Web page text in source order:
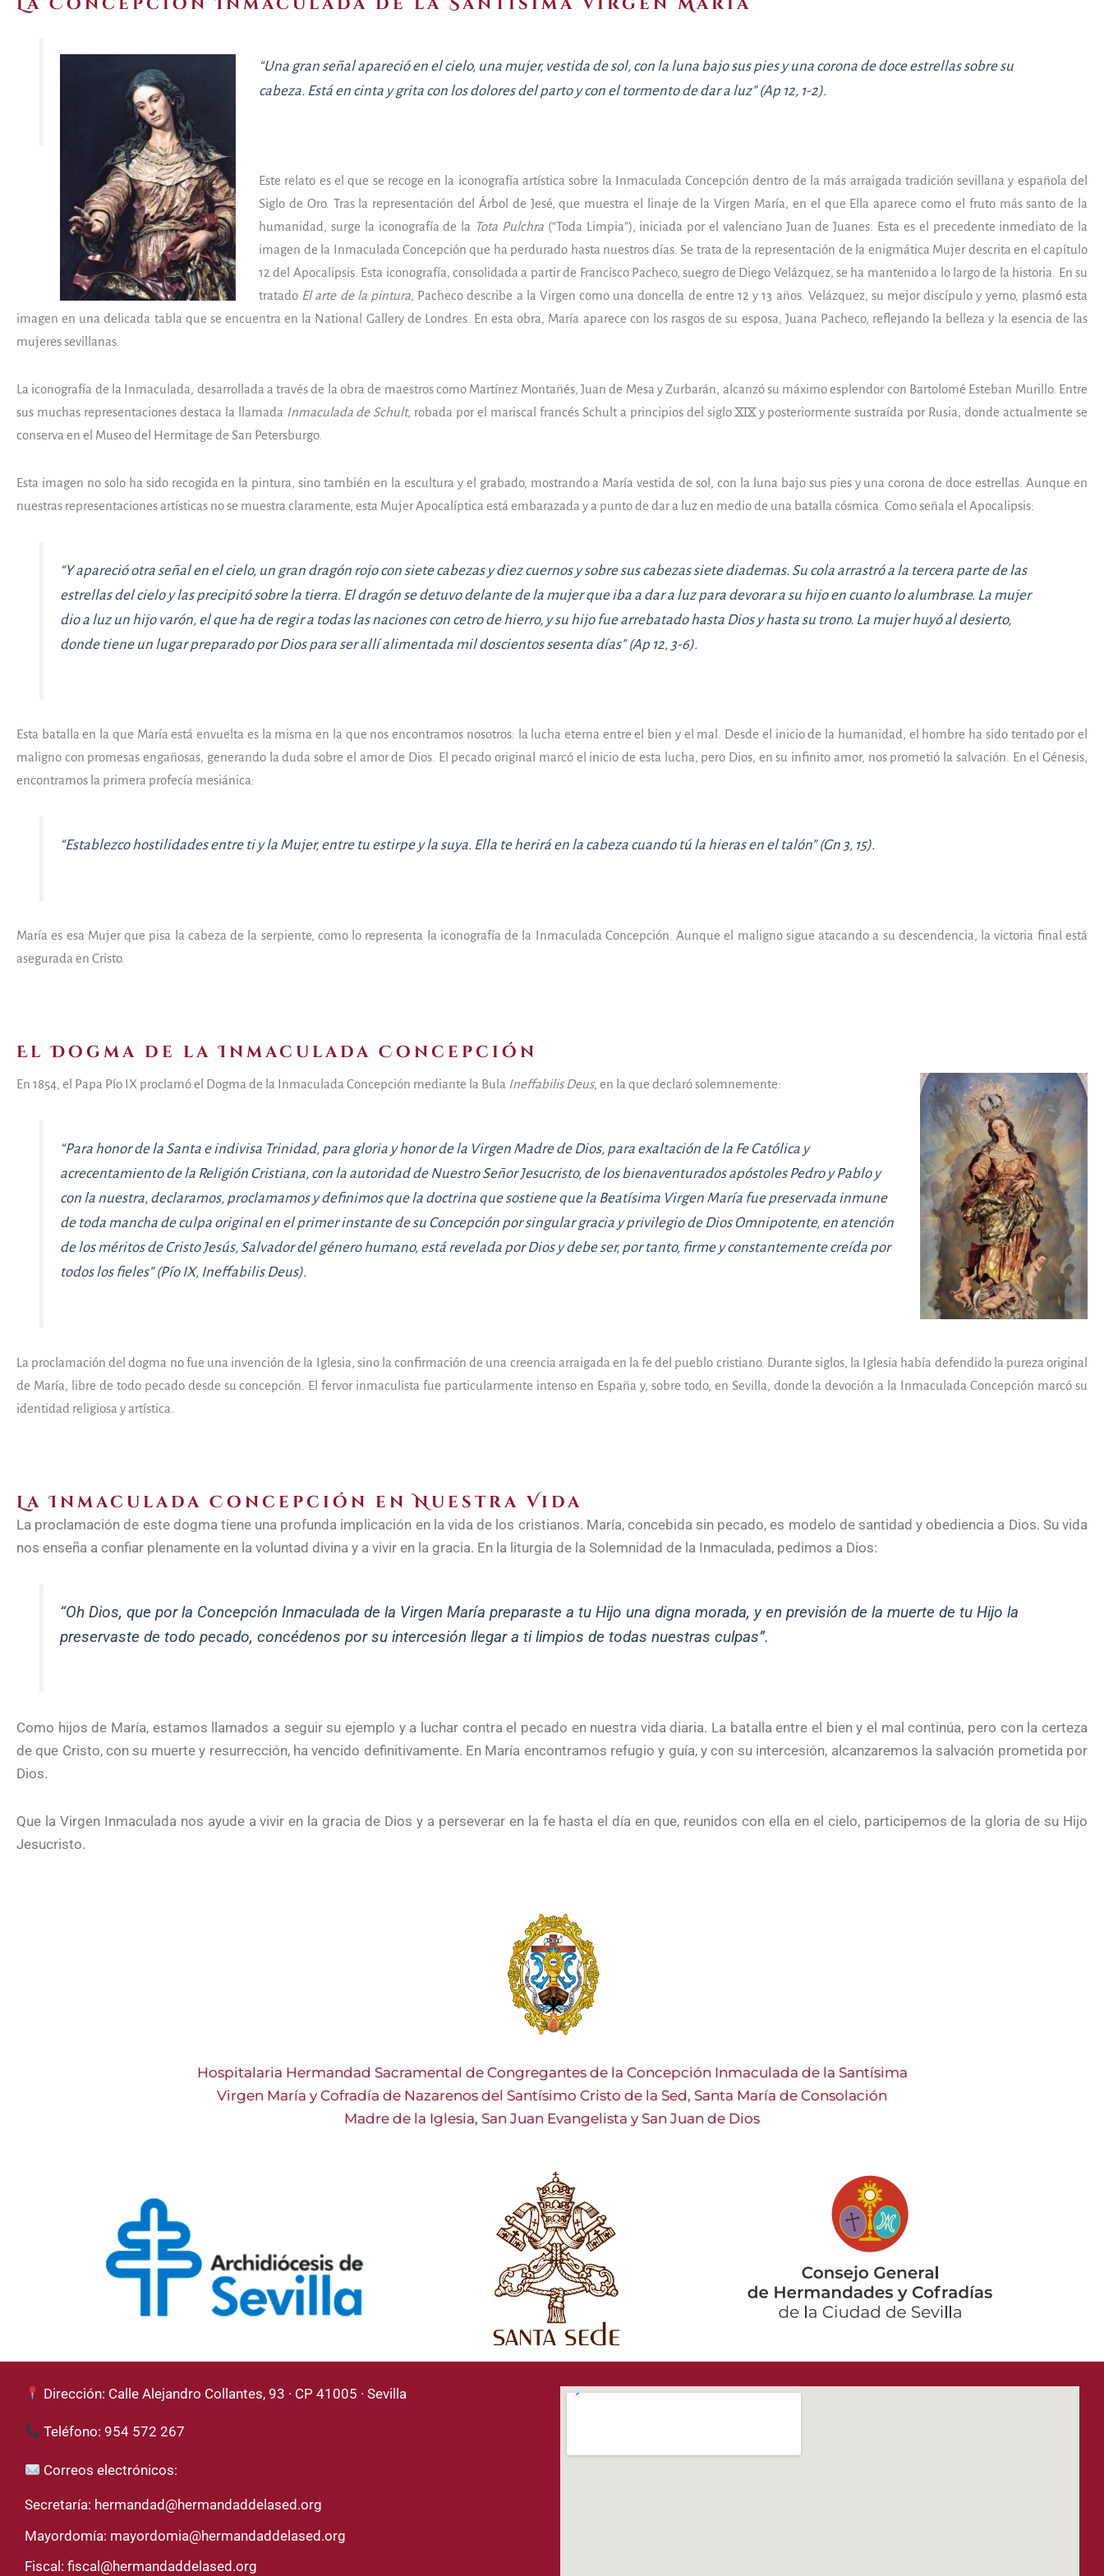
“Una gran señal apareció en el cielo, una mujer, vestida de sol, con la luna bajo sus pies y una corona de doce estrellas sobre su
cabeza. Está en cinta y grita con los dolores del parto y con el tormento de dar a luz” (Ap 12, 1-2).
Este relato es el que se recoge en la iconografía artística sobre la Inmaculada Concepción dentro de la más arraigada tradición sevillana y española del
Siglo de Oro. Tras la representación del Árbol de Jesé, que muestra el linaje de la Virgen María, en el que Ella aparece como el fruto más santo de la
humanidad, surge la iconografía de la Tota Pulchra(“Toda Limpia”), iniciada por el valenciano Juan de Juanes. Esta es el precedente inmediato de la
imagen de la Inmaculada Concepción que ha perdurado hasta nuestros días. Se trata de la representación de la enigmática Mujer descrita en el capítulo
12 del Apocalipsis. Esta iconografía, consolidada a partir de Francisco Pacheco, suegro de Diego Velázquez, se ha mantenido a lo largo de la historia. En su
tratado El arte de la pintura, Pacheco describe a la Virgen como una doncella de entre 12 y 13 años. Velázquez, su mejor discípulo y yerno, plasmó esta
imagen en una delicada tabla que se encuentra en la National Gallery de Londres. En esta obra, María aparece con los rasgos de su esposa, Juana Pacheco, reflejando la belleza y la esencia de las
mujeres sevillanas.
La iconografía de la Inmaculada, desarrollada a través de la obra de maestros como Martínez Montañés, Juan de Mesa y Zurbarán, alcanzó su máximo esplendor con Bartolomé Esteban Murillo. Entre
sus muchas representaciones destaca la llamada Inmaculada de Schult, robada por el mariscal francés Schult a principios del siglo XIX y posteriormente sustraída por Rusia, donde actualmente se
conserva en el Museo del Hermitage de San Petersburgo.
Esta imagen no solo ha sido recogida en la pintura, sino también en la escultura y el grabado, mostrando a María vestida de sol, con la luna bajo sus pies y una corona de doce estrellas. Aunque en
nuestras representaciones artísticas no se muestra claramente, esta Mujer Apocalíptica está embarazada y a punto de dar a luz en medio de una batalla cósmica. Como señala el Apocalipsis:
“Y apareció otra señal en el cielo, un gran dragón rojo con siete cabezas y diez cuernos y sobre sus cabezas siete diademas. Su cola arrastró a la tercera parte de las
estrellas del cielo y las precipitó sobre la tierra. El dragón se detuvo delante de la mujer que iba a dar a luz para devorar a su hijo en cuanto lo alumbrase. La mujer
dio a luz un hijo varón, el que ha de regir a todas las naciones con cetro de hierro, y su hijo fue arrebatado hasta Dios y hasta su trono. La mujer huyó al desierto,
donde tiene un lugar preparado por Dios para ser allí alimentada mil doscientos sesenta días” (Ap 12, 3-6).
Esta batalla en la que María está envuelta es la misma en la que nos encontramos nosotros: la lucha eterna entre el bien y el mal. Desde el inicio de la humanidad, el hombre ha sido tentado por el
maligno con promesas engañosas, generando la duda sobre el amor de Dios. El pecado original marcó el inicio de esta lucha, pero Dios, en su infinito amor, nos prometió la salvación. En el Génesis,
encontramos la primera profecía mesiánica:
“Establezco hostilidades entre ti y la Mujer, entre tu estirpe y la suya. Ella te herirá en la cabeza cuando tú la hieras en el talón” (Gn 3, 15).
María es esa Mujer que pisa la cabeza de la serpiente, como lo representa la iconografía de la Inmaculada Concepción. Aunque el maligno sigue atacando a su descendencia, la victoria final está
asegurada en Cristo.
El Dogma de la Inmaculada Concepción
En 1854, el Papa Pío IX proclamó el Dogma de la Inmaculada Concepción mediante la Bula Ineffabilis Deus, en la que declaró solemnemente:
“Para honor de la Santa e indivisa Trinidad, para gloria y honor de la Virgen Madre de Dios, para exaltación de la Fe Católica y
acrecentamiento de la Religión Cristiana, con la autoridad de Nuestro Señor Jesucristo, de los bienaventurados apóstoles Pedro y Pablo y
con la nuestra, declaramos, proclamamos y definimos que la doctrina que sostiene que la Beatísima Virgen María fue preservada inmune
de toda mancha de culpa original en el primer instante de su Concepción por singular gracia y privilegio de Dios Omnipotente, en atención
de los méritos de Cristo Jesús, Salvador del género humano, está revelada por Dios y debe ser, por tanto, firme y constantemente creída por
todos los fieles” (Pío IX, Ineffabilis Deus).
La proclamación del dogma no fue una invención de la Iglesia, sino la confirmación de una creencia arraigada en la fe del pueblo cristiano. Durante siglos, la Iglesia había defendido la pureza original
de María, libre de todo pecado desde su concepción. El fervor inmaculista fue particularmente intenso en España y, sobre todo, en Sevilla, donde la devoción a la Inmaculada Concepción marcó su
identidad religiosa y artística.
La Inmaculada Concepción en Nuestra Vida
La proclamación de este dogma tiene una profunda implicación en la vida de los cristianos. María, concebida sin pecado, es modelo de santidad y obediencia a Dios. Su vida
nos enseña a confiar plenamente en la voluntad divina y a vivir en la gracia. En la liturgia de la Solemnidad de la Inmaculada, pedimos a Dios:
“Oh Dios, que por la Concepción Inmaculada de la Virgen María preparaste a tu Hijo una digna morada, y en previsión de la muerte de tu Hijo la
preservaste de todo pecado, concédenos por su intercesión llegar a ti limpios de todas nuestras culpas”.
Como hijos de María, estamos llamados a seguir su ejemplo y a luchar contra el pecado en nuestra vida diaria. La batalla entre el bien y el mal continúa, pero con la certeza
de que Cristo, con su muerte y resurrección, ha vencido definitivamente. En María encontramos refugio y guía, y con su intercesión, alcanzaremos la salvación prometida por
Dios.
Que la Virgen Inmaculada nos ayude a vivir en la gracia de Dios y a perseverar en la fe hasta el día en que, reunidos con ella en el cielo, participemos de la gloria de su Hijo
Jesucristo.
Hospitalaria Hermandad Sacramental de Congregantes de la Concepción Inmaculada de la Santísima
Virgen María y Cofradía de Nazarenos del Santísimo Cristo de la Sed, Santa María de Consolación
Madre de la Iglesia, San Juan Evangelista y San Juan de Dios
Dirección: Calle Alejandro Collantes, 93 · CP 41005 · Sevilla
Teléfono: 954 572 267
Correos electrónicos:
Secretaría: hermandad@hermandaddelased.org
Mayordomía: mayordomia@hermandaddelased.org
Fiscal: fiscal@hermandaddelased.org